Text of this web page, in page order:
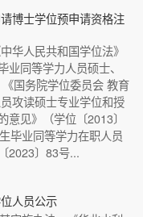
博士学位预申请资格注
华人民共和国学位法》
业同等学力人员硕士、
国务院学位委员会 教育
攻读硕士专业学位和授
见》（学位〔2013〕
毕业同等学力在职人员
2023〕83号...
人员公示